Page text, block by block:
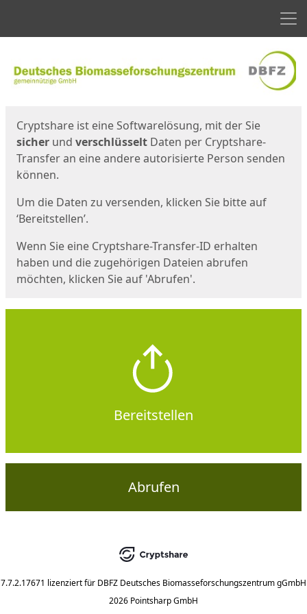
Cryptshare ist eine Softwarelösung, mit der Sie
sicher und verschlüsselt Daten per Cryptshare-
Transfer an eine andere autorisierte Person senden
können.
Um die Daten zu versenden, klicken Sie bitte auf
‘Bereitstellen’.
Wenn Sie eine Cryptshare-Transfer-ID erhalten
haben und die zugehörigen Dateien abrufen
möchten, klicken Sie auf 'Abrufen'.
Bereitstellen
Abrufen
7.7.2.17671 lizenziert für DBFZ Deutsches Biomasseforschungszentrum gGmbH
2026 Pointsharp GmbH